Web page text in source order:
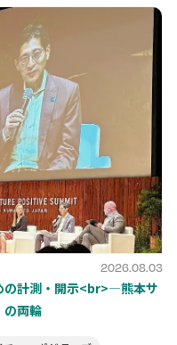
2026.08.03
の計測・開示<br>―熊本サ
の両輪